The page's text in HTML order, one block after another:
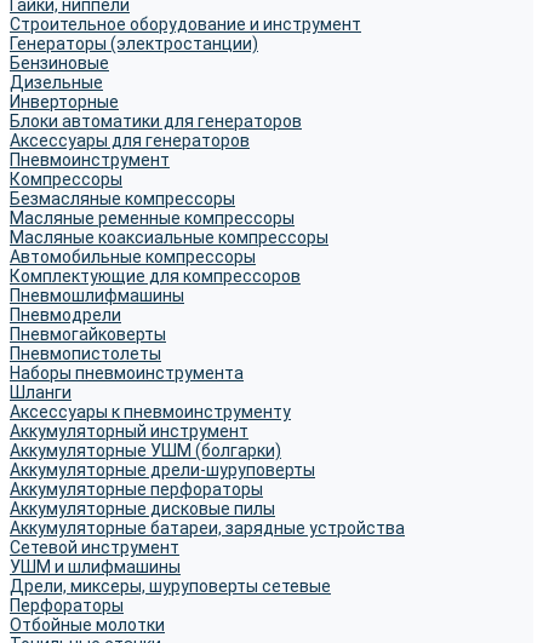
Гайки, ниппели
Строительное оборудование и инструмент
Генераторы (электростанции)
Бензиновые
Дизельные
Инверторные
Блоки автоматики для генераторов
Аксессуары для генераторов
Пневмоинструмент
Компрессоры
Безмасляные компрессоры
Масляные ременные компрессоры
Масляные коаксиальные компрессоры
Автомобильные компрессоры
Комплектующие для компрессоров
Пневмошлифмашины
Пневмодрели
Пневмогайковерты
Пневмопистолеты
Наборы пневмоинструмента
Шланги
Аксессуары к пневмоинструменту
Аккумуляторный инструмент
Аккумуляторные УШМ (болгарки)
Аккумуляторные дрели-шуруповерты
Аккумуляторные перфораторы
Аккумуляторные дисковые пилы
Аккумуляторные батареи, зарядные устройства
Сетевой инструмент
УШМ и шлифмашины
Дрели, миксеры, шуруповерты сетевые
Перфораторы
Отбойные молотки